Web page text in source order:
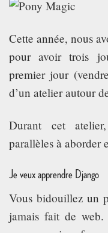
Cette année, nous
pour avoir trois
premier jour
d’un atelier autour
Durant cet
parallèles à aborder
Je veux apprendre Django
Vous bidouillez un
jamais fait de